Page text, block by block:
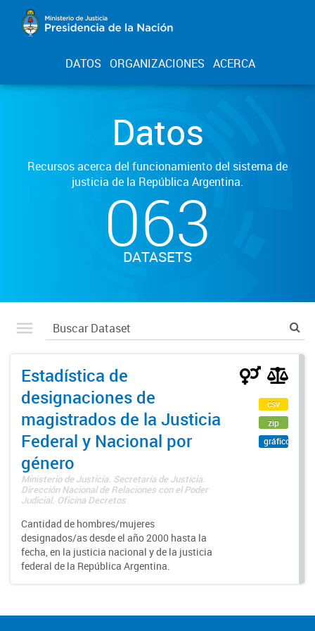
DATOS ORGANIZACIONES ACERCA
Datos
Recursos acerca del funcionamiento del sistema de
justicia de la República Argentina.
063
DATASETS
Estadística de
designaciones de
magistrados de la Justicia
Federal y Nacional por
género
Ministerio de Justicia. Secretaría de Justicia.
Dirección Nacional de Relaciones con el Poder
Judicial. Oficina Decretos
Cantidad de hombres/mujeres
designados/as desde el año 2000 hasta la
fecha, en la justicia nacional y de la justicia
federal de la República Argentina.
csv
zip
gráfico